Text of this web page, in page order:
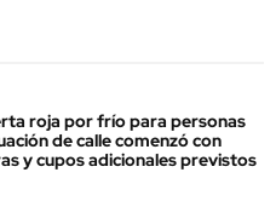
roja por frío para personas
de calle comenzó con
y cupos adicionales previstos